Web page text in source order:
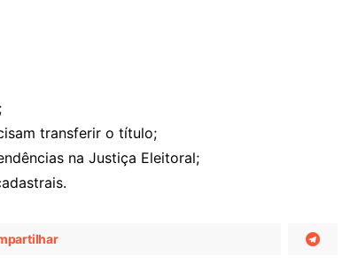
transferir o título;
na Justiça Eleitoral;